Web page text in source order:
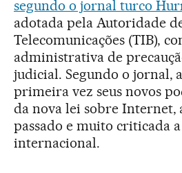
segundo o jornal turco
adotada pela Autoridade
Telecomunicações (TIB),
administrativa de
judicial. Segundo o jornal,
primeira vez seus novos
da nova lei sobre Internet,
passado e muito criticada
internacional.